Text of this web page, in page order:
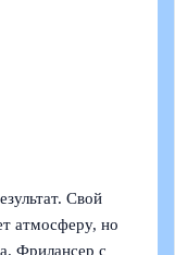
Свой
атмосферу, но
Фрилансер с